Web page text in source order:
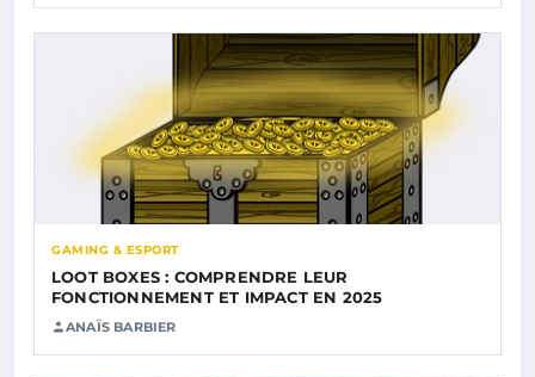
GAMING & ESPORT
LOOT BOXES : COMPRENDRE LEUR
FONCTIONNEMENT ET IMPACT EN 2025
ANAÏS BARBIER